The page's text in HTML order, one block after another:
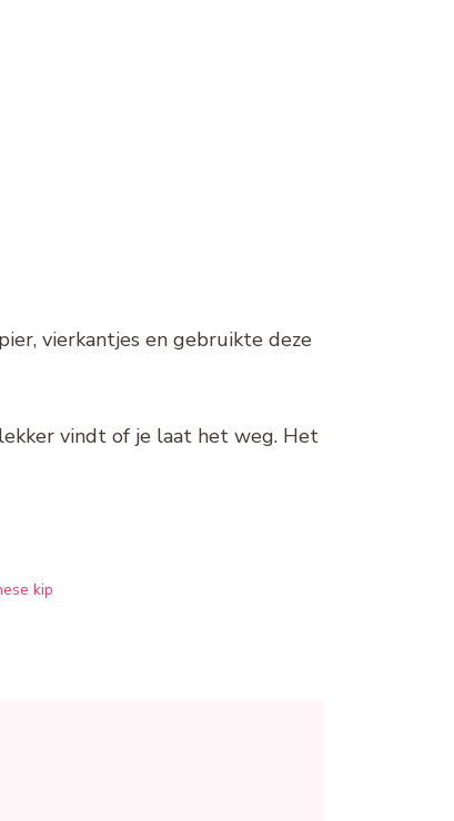
vierkantjes en gebruikte deze
vindt of je laat het weg. Het
kip